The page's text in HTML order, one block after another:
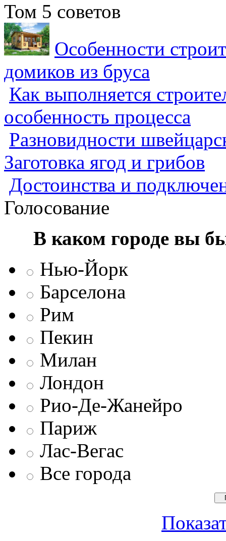
Том 5 советов
Особенности
домиков из бруса
Как выполняется
особенность процесса
Разновидности
Заготовка ягод и грибов
Достоинства и
Голосование
В каком городе вы
Нью-Йорк
Барселона
Рим
Пекин
Милан
Лондон
Рио-Де-Жанейро
Париж
Лас-Вегас
Все города